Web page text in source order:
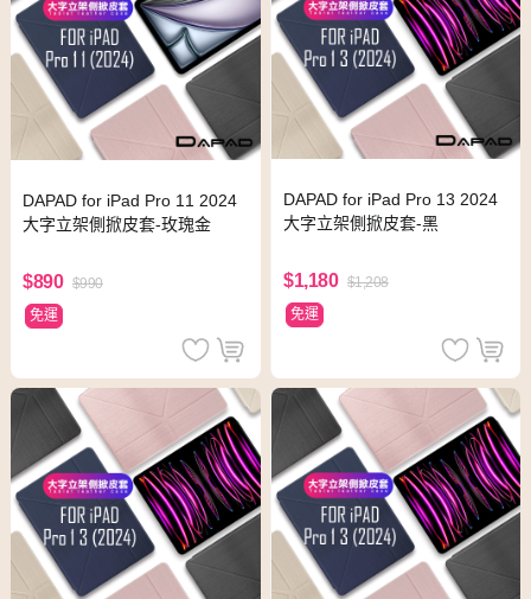
DAPAD for iPad Pro 11 2024
大字立架側掀皮套-玫瑰金
$890 $990
免運
DAPAD for iPad Pro 13 2024
大字立架側掀皮套-黑
$1,180 $1,208
免運